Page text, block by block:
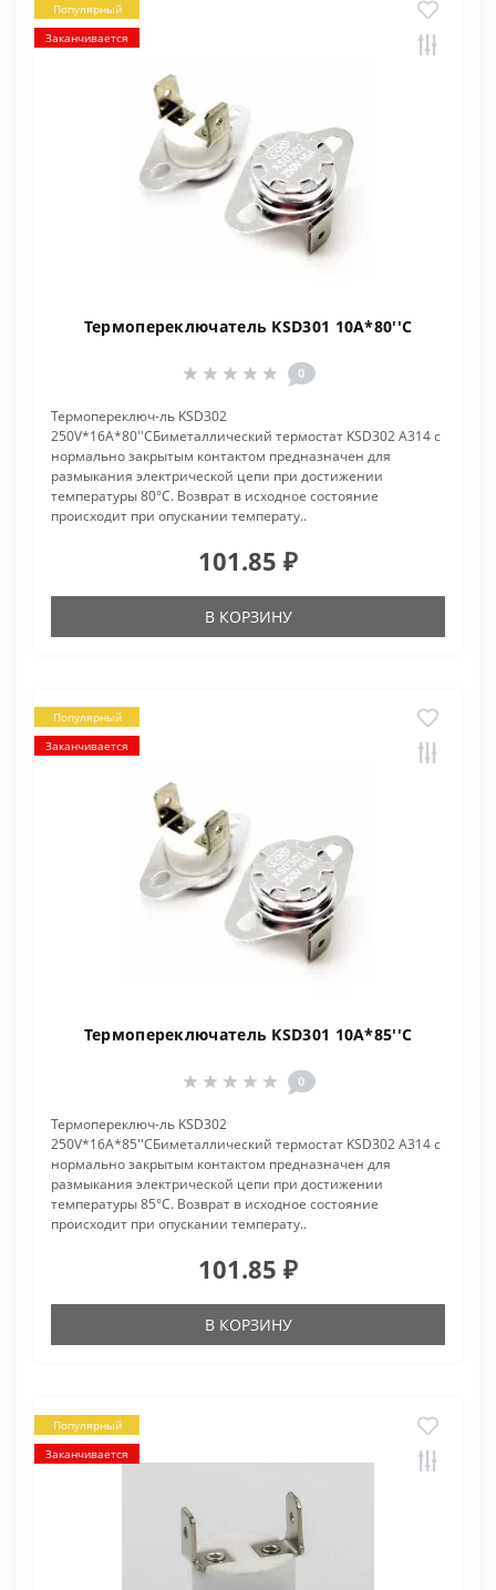
Популярный
Заканчивается
Термопереключатель KSD301 10A*80''C
0
Термопереключ-ль KSD302
250V*16A*80''CБиметаллический термостат KSD302 A314 с
нормально закрытым контактом предназначен для
размыкания электрической цепи при достижении
температуры 80°С. Возврат в исходное состояние
происходит при опускании температу..
101.85 ₽
В КОРЗИНУ
Популярный
Заканчивается
Термопереключатель KSD301 10A*85''C
0
Термопереключ-ль KSD302
250V*16A*85''CБиметаллический термостат KSD302 A314 с
нормально закрытым контактом предназначен для
размыкания электрической цепи при достижении
температуры 85°С. Возврат в исходное состояние
происходит при опускании температу..
101.85 ₽
В КОРЗИНУ
Популярный
Заканчивается